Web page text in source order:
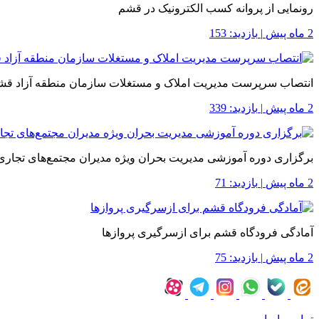
رونمایی از پروانه کسب الکترونیک در قشم
2 ماه پیش | بازدید: 153
انتصاب سرپرست مدیریت املاک و مستغلات سازمان منطقه آزاد
2 ماه پیش | بازدید: 339
برگزاری دوره آموزشی مدیریت بحران ویژه مدیران مجتمع‌های
2 ماه پیش | بازدید: 71
آمادگی فرودگاه قشم برای ازسرگیری پروازها
2 ماه پیش | بازدید: 75